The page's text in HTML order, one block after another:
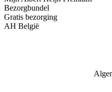
Bezorgbundel
Gratis bezorging
AH België